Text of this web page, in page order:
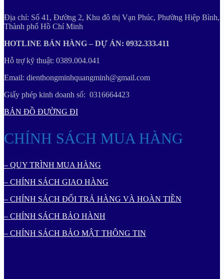
Địa chỉ: Số 41, Đường 2, Khu đô thị Vạn Phúc, Phường Hiệp Bình,
Thành phố Hồ Chí Minh
HOTLINE BÁN HÀNG – DỰ ÁN: 0932.333.411
Hỗ trợ kỹ thuật: 0389.004.041
Email: dienthongminhquangminh@gmail.com
Giấy phép kinh doanh số: 0316664423
BẢN ĐỒ ĐƯỜNG ĐI
CHÍNH SÁCH MUA HÀNG
– QUY TRÌNH MUA HÀNG
– CHÍNH SÁCH GIAO HÀNG
– CHÍNH SÁCH ĐỔI TRẢ HÀNG VÀ HOÀN TIỀN
– CHÍNH SÁCH BẢO HÀNH
– CHÍNH SÁCH BẢO MẬT THÔNG TIN